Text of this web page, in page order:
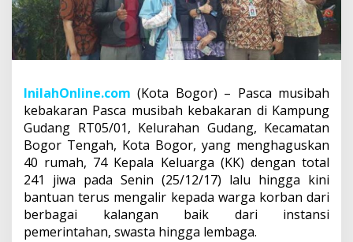
InilahOnline.com (Kota Bogor) – Pasca musibah
kebakaran Pasca musibah kebakaran di Kampung
Gudang RT05/01, Kelurahan Gudang, Kecamatan
Bogor Tengah, Kota Bogor, yang menghaguskan
40 rumah, 74 Kepala Keluarga (KK) dengan total
241 jiwa pada Senin (25/12/17) lalu hingga kini
bantuan terus mengalir kepada warga korban dari
berbagai kalangan baik dari instansi
pemerintahan, swasta hingga lembaga.